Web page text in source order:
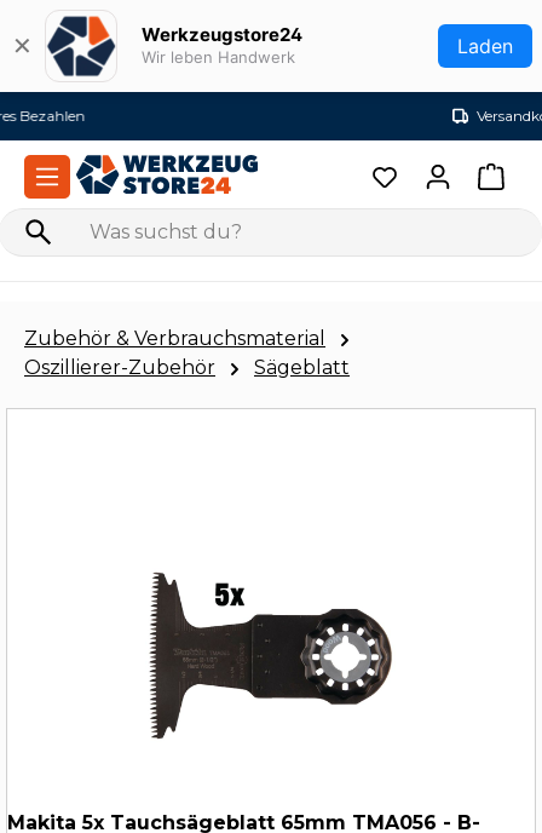
Zum Hauptinhalt springen
✕ Werkzeugstore24
Wir leben Handwerk Laden
Zubehör & Verbrauchsmaterial
Oszillierer-Zubehör
Sägeblatt
Makita 5x Tauchsägeblatt 65mm TMA056 - B-